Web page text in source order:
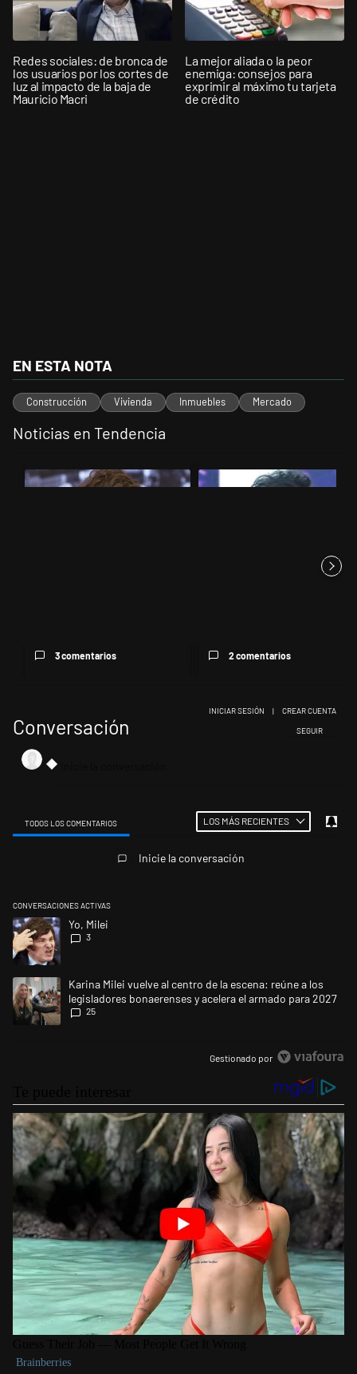
Redes sociales: de bronca de
los usuarios por los cortes de
luz al impacto de la baja de
Mauricio Macri
La mejor aliada o la peor
enemiga: consejos para
exprimir al máximo tu tarjeta
de crédito
EN ESTA NOTA
Construcción Vivienda Inmuebles Mercado
Noticias en Tendencia
Un artículo de tendencia con el título "Yo, Milei" con 3 comentarios.
3 comentarios
Un artículo de tendencia con el
2 comentarios
Conversación SIGA ESTA
SEGUIR
INICIAR SESIÓN | CREAR CUENTA
TODOS LOS COMENTARIOS LOS MÁS RECIENTES
Inicie la conversación
CONVERSACIONES ACTIVAS
Este listado muestra los artículos con más comentarios en los últimos
Un artículo de tendencia con el título "Yo, Milei" con 3 comentarios.
Yo, Milei
3
Un artículo de tendencia con el título "Karina Milei vuelve al centro de
Karina Milei vuelve al centro de la escena: reúne a los
legisladores bonaerenses y acelera el armado para 2027
25
Gestionado por